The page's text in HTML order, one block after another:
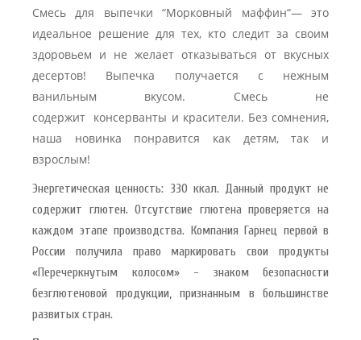
DE PEPINS DE
с лимоном и
75 г
Смесь для выпечки “Морковный маффин“— это
идеальное решение для тех, кто следит за своим
здоровьем и не желает отказываться от вкусных
десертов! Выпечка получается с нежным
ванильным вкусом. Смесь не
содержит консерванты и красители. Без сомнения,
наша новинка понравится как детям, так и
взрослым!
Энергетическая ценность: 330 ккал. Данный продукт не
содержит глютен. Отсутствие глютена проверяется на
каждом этапе производства. Компания Гарнец первой в
России получила право маркировать свои продукты
«Перечеркнутым колосом» - знаком безопасности
безглютеновой продукции, признанным в большинстве
развитых стран.